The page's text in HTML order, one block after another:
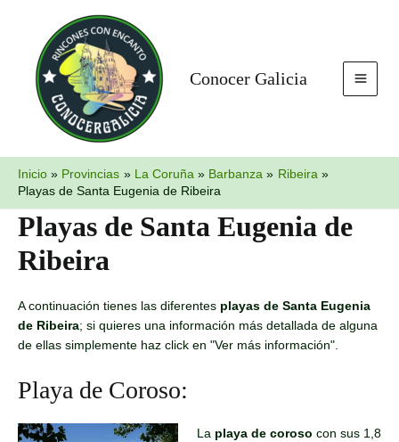
contenido
Conocer Galicia
Inicio Provincias La Coruña Barbanza
Ribeira
Playas de Santa Eugenia de Ribeira
Playas de Santa Eugenia de
Ribeira
A continuación tienes las diferentes playas de Santa Eugenia
de Ribeira; si quieres una información más detallada de alguna
de ellas simplemente haz click en "Ver más información".
Playa de Coroso:
La playa de coroso con sus 1,8